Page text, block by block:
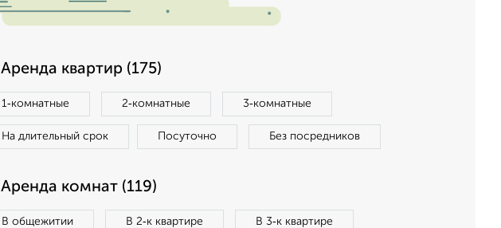
Аренда квартир (175)
1‑комнатные 2‑комнатные 3‑комнатные
На длительный срок Посуточно Без посредников
Аренда комнат (119)
В общежитии В 2‑к квартире В 3‑к квартире